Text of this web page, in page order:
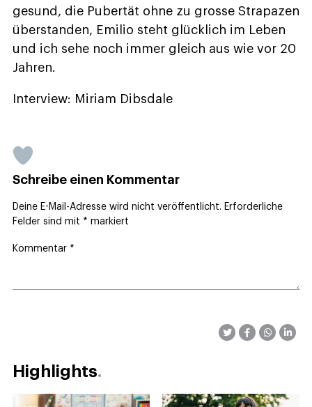
gesund, die Pubertät ohne zu grosse Strapazen
überstanden, Emilio steht glücklich im Leben
und ich sehe noch immer gleich aus wie vor 20
Jahren.
Interview: Miriam Dibsdale
Schreibe einen Kommentar
Deine E-Mail-Adresse wird nicht veröffentlicht. Erforderliche
Felder sind mit * markiert
Kommentar *
Highlights